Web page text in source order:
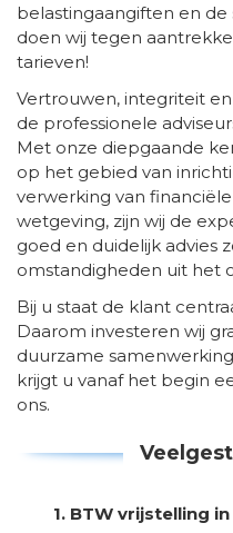
belastingaangiften en de
doen wij tegen
tarieven!
Vertrouwen, integriteit
de professionele
Met onze diepgaande
op het gebied van
verwerking van
wetgeving, zijn wij de
goed en duidelijk advies
omstandigheden uit het
Bij u staat de klant
Daarom investeren wij
duurzame
krijgt u vanaf het begin
ons.
1. BTW vrijstelling